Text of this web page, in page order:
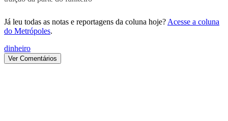
Já leu todas as notas e reportagens da coluna hoje? Acesse a coluna
do Metrópoles.
dinheiro
Ver Comentários